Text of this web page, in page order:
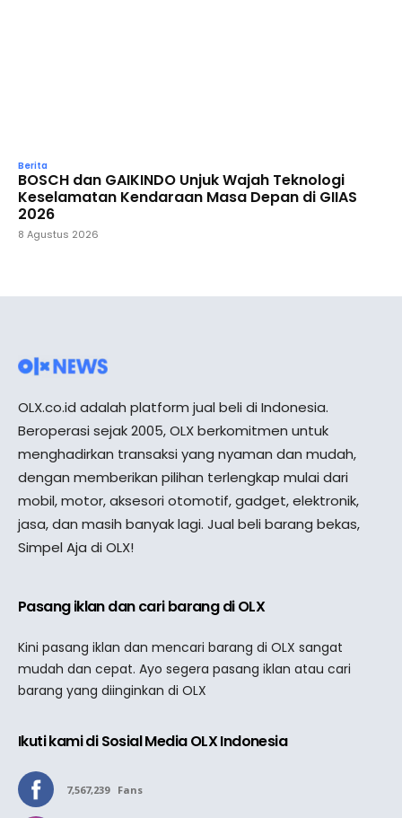
Berita
BOSCH dan GAIKINDO Unjuk Wajah Teknologi
Keselamatan Kendaraan Masa Depan di GIIAS
2026
8 Agustus 2026
OLX.co.id adalah platform jual beli di Indonesia.
Beroperasi sejak 2005, OLX berkomitmen untuk
menghadirkan transaksi yang nyaman dan mudah,
dengan memberikan pilihan terlengkap mulai dari
mobil, motor, aksesori otomotif, gadget, elektronik,
jasa, dan masih banyak lagi. Jual beli barang bekas,
Simpel Aja di OLX!
Pasang iklan dan cari barang di OLX
Kini pasang iklan dan mencari barang di OLX sangat
mudah dan cepat. Ayo segera pasang iklan atau cari
barang yang diinginkan di OLX
Ikuti kami di Sosial Media OLX Indonesia
7,567,239 Fans